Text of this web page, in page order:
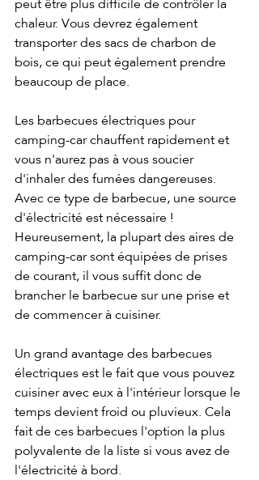
peut être plus difficile de contrôler la
chaleur. Vous devrez également
transporter des sacs de charbon de
bois, ce qui peut également prendre
beaucoup de place.
Les barbecues électriques pour
camping-car chauffent rapidement et
vous n'aurez pas à vous soucier
d'inhaler des fumées dangereuses.
Avec ce type de barbecue, une source
d'électricité est nécessaire !
Heureusement, la plupart des aires de
camping-car sont équipées de prises
de courant, il vous suffit donc de
brancher le barbecue sur une prise et
de commencer à cuisiner.
Un grand avantage des barbecues
électriques est le fait que vous pouvez
cuisiner avec eux à l'intérieur lorsque le
temps devient froid ou pluvieux. Cela
fait de ces barbecues l'option la plus
polyvalente de la liste si vous avez de
l'électricité à bord.